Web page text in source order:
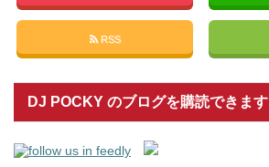
RSS
DJ POCKY のブログを購読できます